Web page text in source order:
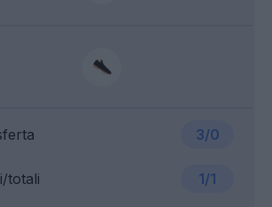
3/0
totali 1/1